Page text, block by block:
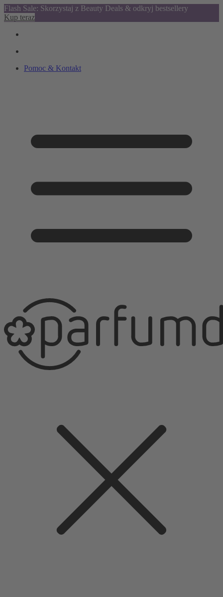
Flash Sale: Skorzystaj z Beauty Deals & odkryj bestsellery
Kup teraz
Pomoc & Kontakt